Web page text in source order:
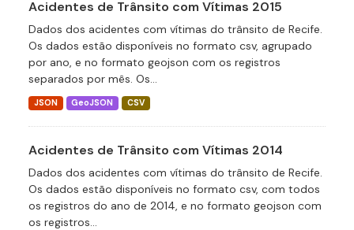
Acidentes de Trânsito com Vítimas 2015
Dados dos acidentes com vítimas do trânsito de Recife.
Os dados estão disponíveis no formato csv, agrupado
por ano, e no formato geojson com os registros
separados por mês. Os...
JSON GeoJSON CSV
Acidentes de Trânsito com Vítimas 2014
Dados dos acidentes com vítimas do trânsito de Recife.
Os dados estão disponíveis no formato csv, com todos
os registros do ano de 2014, e no formato geojson com
os registros...